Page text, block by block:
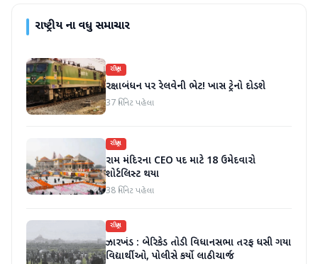
રાષ્ટ્રીયના વધુ સમાચાર
રાષ્ટ્રીય
રક્ષાબંધન પર રેલવેની ભેટ! ખાસ ટ્રેનો દોડશે
37 મિનિટ પહેલા
રાષ્ટ્રીય
રામ મંદિરના CEO પદ માટે 18 ઉમેદવારો
શોર્ટલિસ્ટ થયા
38 મિનિટ પહેલા
રાષ્ટ્રીય
ઝારખંડ : બેરિકેડ તોડી વિધાનસભા તરફ ધસી ગયા
વિદ્યાર્થીઓ, પોલીસે કર્યો લાઠીચાર્જ